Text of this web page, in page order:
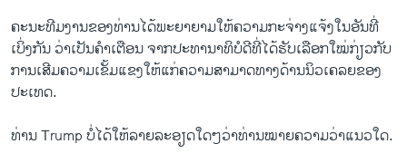
ພາສາຕ່າງໆ
ຄະນະ​ທີ​ມງານ​ຂອງ​ທ່ານ​ໄດ້​ພະຍາຍ​າມ​ໃຫ້​ຄວາມ​ກະຈ່າງ​ແຈ້ງໃນ​ອັນ​ທີ່​
ເບິ່ງ​ກັນ ວ່າ​ເປັນ​ຄຳ​ເຕືອນ ​ຈາກ​ປະທານາທິບໍ​ດີທີ່​ໄດ້​ຮັບ​ເລືອກ​ໃໝ່ກ່ຽວ​ກັບ​
ການ​ເສີມ​ຄວາມ​ເຂັ້ມ​ແຂງ​ໃຫ້​ແກ່​ຄວາມ​ສາມາດ​ທາງ​ດ້ານ​ນິວ​ເຄລຍຂອງ​
ປະ​ເທດ.
ທ່ານ Trump ບໍ່​ໄດ້​ໃຫ້​ລາຍ​ລະອຽດ​ໃດໆ​ວ່າ​ທ່ານ​ໝາຍ​ຄວາມ​ວ່າ​ແນວ​ໃດ.